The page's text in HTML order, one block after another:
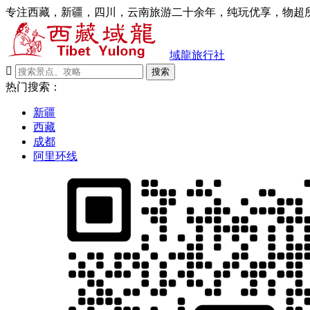
专注西藏，新疆，四川，云南旅游二十余年，纯玩优享，物超
域龍旅行社

搜索
热门搜索：
新疆
西藏
成都
阿里环线